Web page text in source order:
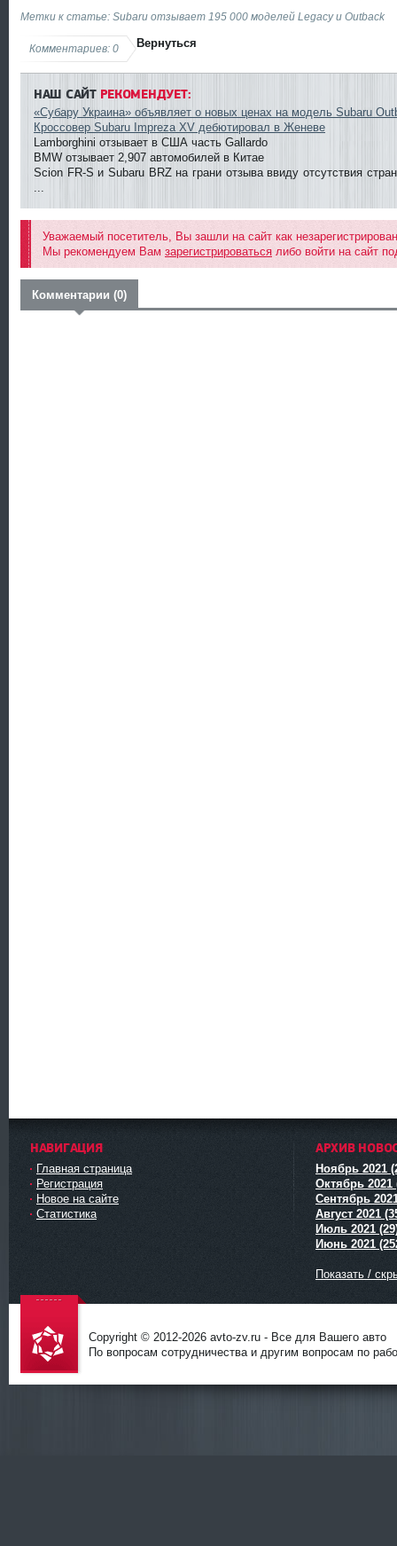
Метки к статье: Subaru отзывает 195 000 моделей Legacy и Outback
Вернуться
Комментариев: 0
НАШ САЙТРЕКОМЕНДУЕТ:
«Субару Украина» объявляет о новых ценах на модель Subaru
Кроссовер Subaru Impreza XV дебютировал в Женеве
Lamborghini отзывает в США часть Gallardo
BMW отзывает 2,907 автомобилей в Китае
Scion FR-S и Subaru BRZ на грани отзыва ввиду отсутствия
Уважаемый посетитель, Вы зашли на сайт как
Мы рекомендуем Вам зарегистрироваться либо войти на сайт
Комментарии (0)
НАВИГАЦИЯ
Главная страница
Регистрация
Новое на сайте
Статистика
АРХИВ
Ноябрь 2021
Октябрь 2021
Сентябрь
Август 2021
Июль 2021
Июнь 2021
Показать /
avto-zv.ru
Copyright © 2012-2026 avto-zv.ru - Все для Вашего авто
По вопросам сотрудничества и другим вопросам по